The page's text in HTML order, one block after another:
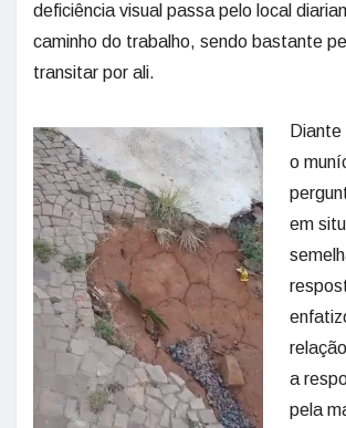
deficiência visual passa pelo local
caminho do trabalho, sendo bastante
transitar por ali.
o
em
a
pela